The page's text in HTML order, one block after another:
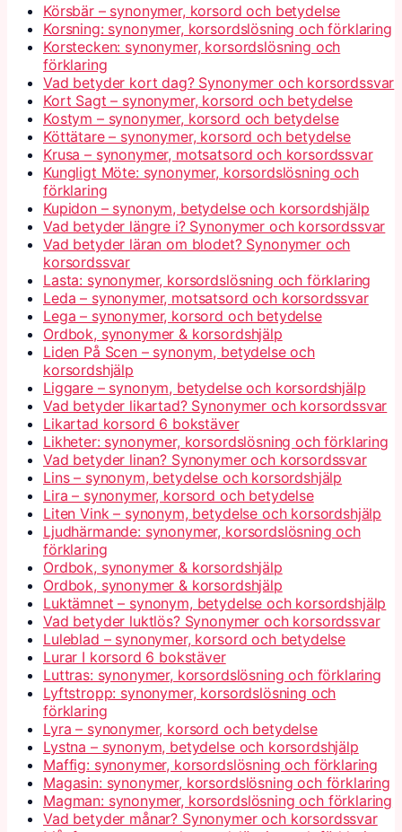
Körsbär – synonymer, korsord och betydelse
Korsning: synonymer, korsordslösning och förklaring
Korstecken: synonymer, korsordslösning och
förklaring
Vad betyder kort dag? Synonymer och korsordssvar
Kort Sagt – synonymer, korsord och betydelse
Kostym – synonymer, korsord och betydelse
Köttätare – synonymer, korsord och betydelse
Krusa – synonymer, motsatsord och korsordssvar
Kungligt Möte: synonymer, korsordslösning och
förklaring
Kupidon – synonym, betydelse och korsordshjälp
Vad betyder längre i? Synonymer och korsordssvar
Vad betyder läran om blodet? Synonymer och
korsordssvar
Lasta: synonymer, korsordslösning och förklaring
Leda – synonymer, motsatsord och korsordssvar
Lega – synonymer, korsord och betydelse
Ordbok, synonymer & korsordshjälp
Liden På Scen – synonym, betydelse och
korsordshjälp
Liggare – synonym, betydelse och korsordshjälp
Vad betyder likartad? Synonymer och korsordssvar
Likartad korsord 6 bokstäver
Likheter: synonymer, korsordslösning och förklaring
Vad betyder linan? Synonymer och korsordssvar
Lins – synonym, betydelse och korsordshjälp
Lira – synonymer, korsord och betydelse
Liten Vink – synonym, betydelse och korsordshjälp
Ljudhärmande: synonymer, korsordslösning och
förklaring
Ordbok, synonymer & korsordshjälp
Ordbok, synonymer & korsordshjälp
Luktämnet – synonym, betydelse och korsordshjälp
Vad betyder luktlös? Synonymer och korsordssvar
Luleblad – synonymer, korsord och betydelse
Lurar I korsord 6 bokstäver
Luttras: synonymer, korsordslösning och förklaring
Lyftstropp: synonymer, korsordslösning och
förklaring
Lyra – synonymer, korsord och betydelse
Lystna – synonym, betydelse och korsordshjälp
Maffig: synonymer, korsordslösning och förklaring
Magasin: synonymer, korsordslösning och förklaring
Magman: synonymer, korsordslösning och förklaring
Vad betyder månar? Synonymer och korsordssvar